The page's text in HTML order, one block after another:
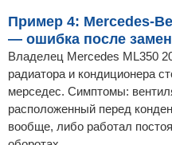
Пример 4: Mercedes-
— ошибка после
Владелец Mercedes ML350
радиатора и кондиционера
мерседес. Симптомы:
расположенный перед
вообще, либо работал